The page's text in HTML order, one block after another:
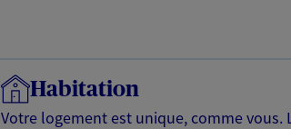
Habitation
Votre logement est unique, comme vous.